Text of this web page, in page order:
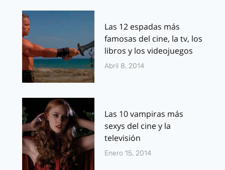
Las 12 espadas más
famosas del cine, la tv, los
libros y los videojuegos
Abril 8, 2014
Las 10 vampiras más
sexys del cine y la
televisión
Enero 15, 2014